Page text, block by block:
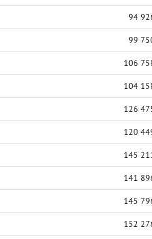
94
99
106
104
126
120
145
141
145
152